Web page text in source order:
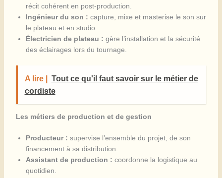
récit cohérent en post-production.
Ingénieur du son : capture, mixe et masterise le son sur
le plateau et en studio.
Électricien de plateau : gère l’installation et la sécurité
des éclairages lors du tournage.
A lire |
Tout ce qu'il faut savoir sur le métier de
cordiste
Les métiers de production et de gestion
Producteur : supervise l’ensemble du projet, de son
financement à sa distribution.
Assistant de production : coordonne la logistique au
quotidien.